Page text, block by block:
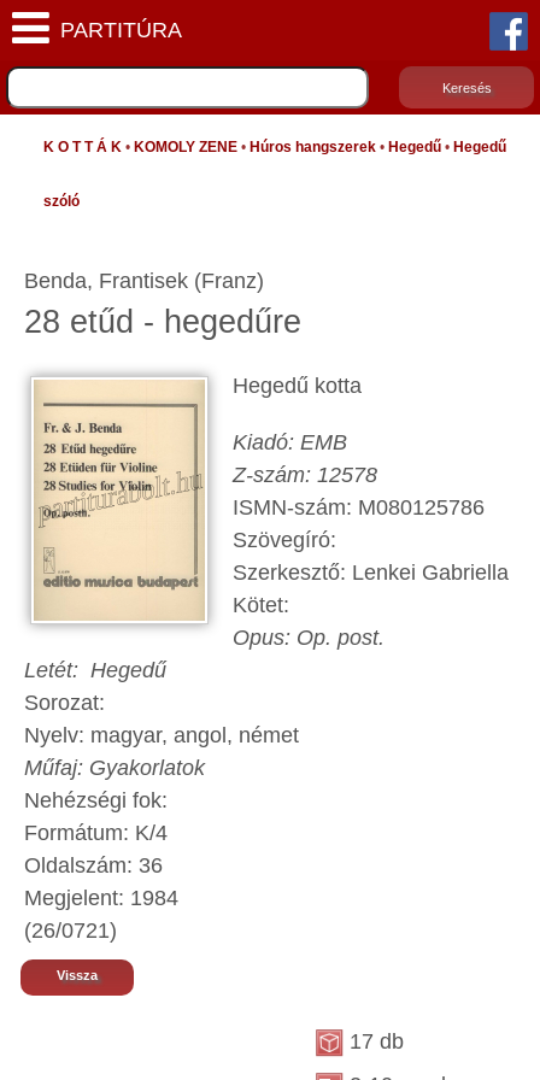
K O T T Á K • KOMOLY ZENE • Húros hangszerek • Hegedű • Hegedű
szóló
Benda, Frantisek (Franz)
28 etűd - hegedűre
Hegedű kotta
Kiadó: EMB
Z-szám: 12578
ISMN-szám: M080125786
Szövegíró:
Szerkesztő: Lenkei Gabriella
Kötet:
Opus: Op. post.
Letét: Hegedű
Sorozat:
Nyelv: magyar, angol, német
Műfaj: Gyakorlatok
Nehézségi fok:
Formátum: K/4
Oldalszám: 36
Megjelent: 1984
(26/0721)
Vissza
17 db